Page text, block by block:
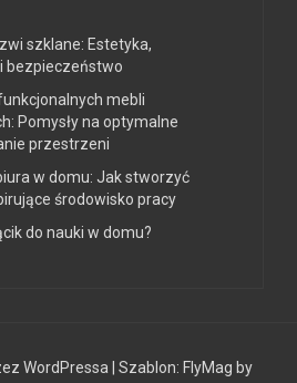
szklane: Estetyka,
bezpieczeństwo
mebli
Pomysły na optymalne
przestrzeni
w domu: Jak stworzyć
środowisko pracy
do nauki w domu?
WordPressa Szablon: FlyMag by